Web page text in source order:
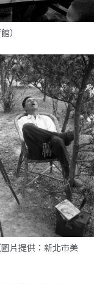
）
片提供：新北市美